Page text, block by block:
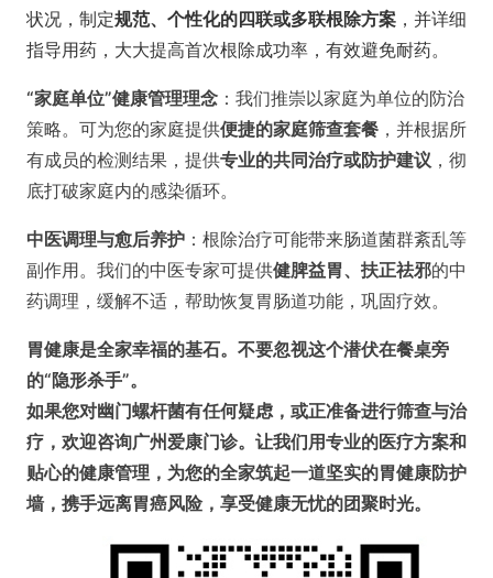
状况，制定规范、个性化的四联或多联根除方案 ，并详细
指导用药，大大提高首次根除成功率，有效避免耐药。
“家庭单位”健康管理理念 ：我们推崇以家庭为单位的防治
策略。可为您的家庭提供便捷的家庭筛查套餐 ，并根据所
有成员的检测结果，提供专业的共同治疗或防护建议 ，彻
底打破家庭内的感染循环。
中医调理与愈后养护 ：根除治疗可能带来肠道菌群紊乱等
副作用。我们的中医专家可提供健脾益胃、扶正祛邪的中
药调理，缓解不适，帮助恢复胃肠道功能，巩固疗效。
胃健康是全家幸福的基石。不要忽视这个潜伏在餐桌旁
的“隐形杀手”。
如果您对幽门螺杆菌有任何疑虑，或正准备进行筛查与治
疗，欢迎咨询广州爱康门诊。让我们用专业的医疗方案和
贴心的健康管理，为您的全家筑起一道坚实的胃健康防护
墙，携手远离胃癌风险，享受健康无忧的团聚时光。